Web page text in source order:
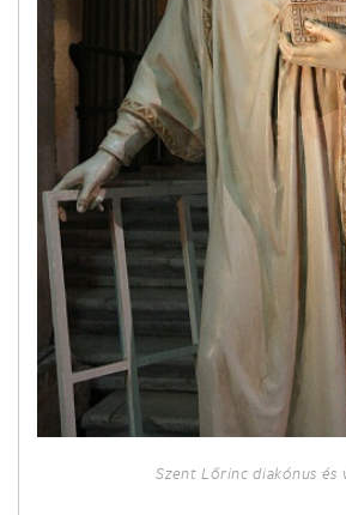
Szent Titusz püspök
január 27.
Merici Szent Angéla szűz
január 28.
Aquinói Szent Tamás áldozópap és
január 31.
Bosco Szent János áldozópap
február 2.
Urunk bemutatása
(Gyertyaszentelő Boldogasszony)
Szent Balázs püspök és vértanú
Szent Lőrinc diakónus és